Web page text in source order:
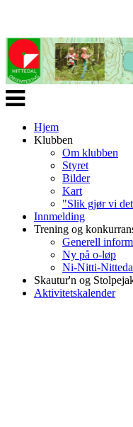
Veksle
navigasjon
Hjem
Klubben
Om klubben
Styret
Bilder
Kart
"Slik gjør vi
Innmelding
Trening og
Generell
Ny på o-løp
Ni-Nitti-
Skautur'n og
Aktivitetskalender